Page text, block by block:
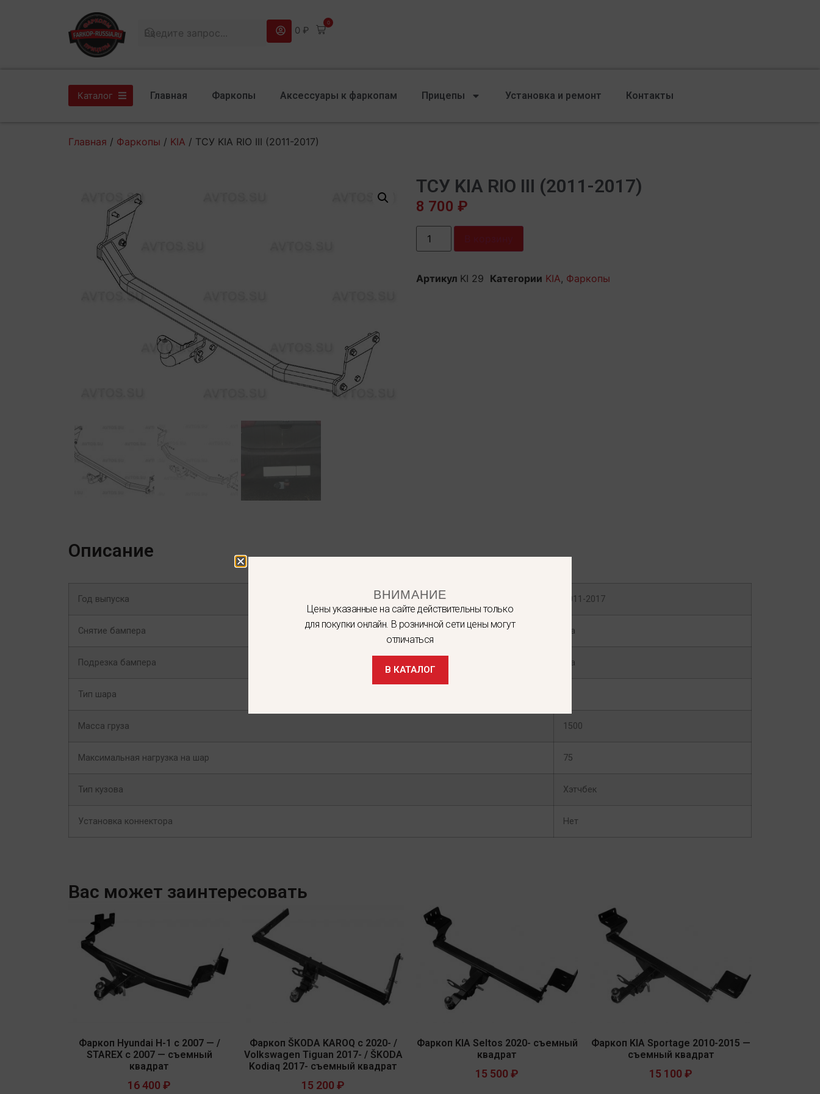
0 ₽
0
Каталог Главная Фаркопы Аксессуары к фаркопам Прицепы Установка и ремонт Контакты
Главная / Фаркопы / KIA / ТСУ KIA RIO III (2011-2017)
ТСУ KIA RIO III (2011-2017)
8 700 ₽
Артикул KI 29 Категории KIA, Фаркопы
Описание
Год выпуска 2011-2017
Снятие бампера Да
Подрезка бампера Да
Тип шара
Масса груза 1500
Максимальная нагрузка на шар 75
Тип кузова Хэтчбек
Установка коннектора Нет
Вас может заинтересовать
Фаркоп Hyundai H-1 с 2007 — /
STAREX c 2007 — съемный
квадрат
16 400 ₽
Фаркоп ŠKODA KAROQ с 2020- /
Volkswagen Tiguan 2017- / ŠKODA
Kodiaq 2017- съемный квадрат
15 200 ₽
Фаркоп KIA Seltos 2020- съемный
квадрат
15 500 ₽
Фаркоп KIA Sportage 2010-2015 —
съемный квадрат
15 100 ₽
ВНИМАНИЕ
Цены указанные на сайте действительны только
для покупки онлайн. В розничной сети цены могут
отличаться
В КАТАЛОГ